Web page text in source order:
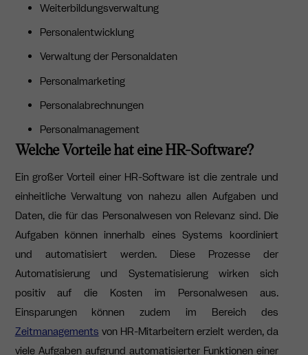
Weiterbildungsverwaltung
Personalentwicklung
Verwaltung der Personaldaten
Personalmarketing
Personalabrechnungen
Personalmanagement
Welche Vorteile hat eine HR-Software?
Ein großer Vorteil einer HR-Software ist die zentrale und
einheitliche Verwaltung von nahezu allen Aufgaben und
Daten, die für das Personalwesen von Relevanz sind. Die
Aufgaben können innerhalb eines Systems koordiniert
und automatisiert werden. Diese Prozesse der
Automatisierung und Systematisierung wirken sich
positiv auf die Kosten im Personalwesen aus.
Einsparungen können zudem im Bereich des
Zeitmanagements von HR-Mitarbeitern erzielt werden, da
viele Aufgaben aufgrund automatisierter Funktionen einer